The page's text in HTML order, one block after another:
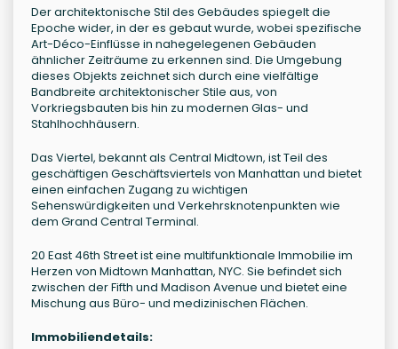
Der architektonische Stil des Gebäudes spiegelt die
Epoche wider, in der es gebaut wurde, wobei spezifische
Art-Déco-Einflüsse in nahegelegenen Gebäuden
ähnlicher Zeiträume zu erkennen sind. Die Umgebung
dieses Objekts zeichnet sich durch eine vielfältige
Bandbreite architektonischer Stile aus, von
Vorkriegsbauten bis hin zu modernen Glas- und
Stahlhochhäusern.
Das Viertel, bekannt als Central Midtown, ist Teil des
geschäftigen Geschäftsviertels von Manhattan und bietet
einen einfachen Zugang zu wichtigen
Sehenswürdigkeiten und Verkehrsknotenpunkten wie
dem Grand Central Terminal.
20 East 46th Street ist eine multifunktionale Immobilie im
Herzen von Midtown Manhattan, NYC. Sie befindet sich
zwischen der Fifth und Madison Avenue und bietet eine
Mischung aus Büro- und medizinischen Flächen.
Immobiliendetails: